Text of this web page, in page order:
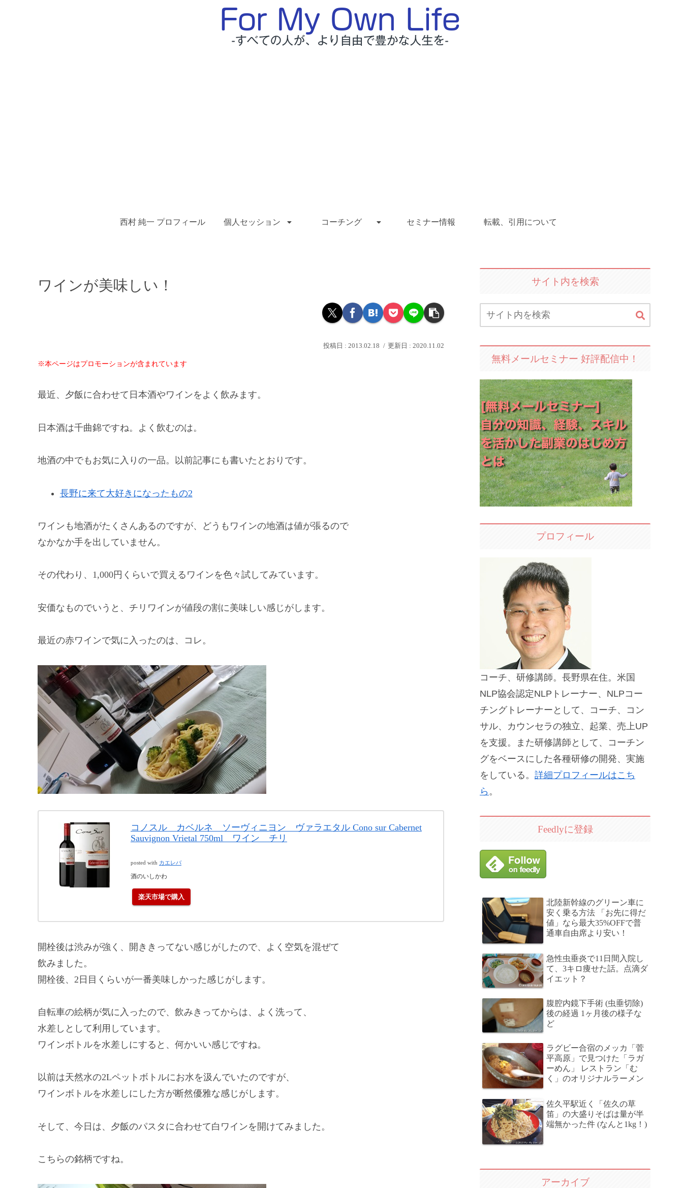
西村 純一 プロフィール 個人セッション コーチング セミナー情報 転載、引用について
ワインが美味しい！
2013.02.18 2020.11.02
※本ページはプロモーションが含まれています
最近、夕飯に合わせて日本酒やワインをよく飲みます。
日本酒は千曲錦ですね。よく飲むのは。
地酒の中でもお気に入りの一品。以前記事にも書いたとおりです。
長野に来て大好きになったもの2
ワインも地酒がたくさんあるのですが、どうもワインの地酒は値が張るので
なかなか手を出していません。
その代わり、1,000円くらいで買えるワインを色々試してみています。
安価なものでいうと、チリワインが値段の割に美味しい感じがします。
最近の赤ワインで気に入ったのは、コレ。
コノスル カベルネ ソーヴィニヨン ヴァラエタル Cono sur Cabernet
Sauvignon Vrietal 750ml ワイン チリ
posted with カエレバ
酒のいしかわ
楽天市場で購入
開栓後は渋みが強く、開ききってない感じがしたので、よく空気を混ぜて
飲みました。
開栓後、2日目くらいが一番美味しかった感じがします。
自転車の絵柄が気に入ったので、飲みきってからは、よく洗って、
水差しとして利用しています。
ワインボトルを水差しにすると、何かいい感じですね。
以前は天然水の2Lペットボトルにお水を汲んでいたのですが、
ワインボトルを水差しにした方が断然優雅な感じがします。
そして、今日は、夕飯のパスタに合わせて白ワインを開けてみました。
こちらの銘柄ですね。
サイト内を検索
無料メールセミナー 好評配信中！
プロフィール
コーチ、研修講師。長野県在住。米国
NLP協会認定NLPトレーナー、NLPコー
チングトレーナーとして、コーチ、コン
サル、カウンセラの独立、起業、売上UP
を支援。また研修講師として、コーチン
グをベースにした各種研修の開発、実施
をしている。 詳細プロフィールはこち
ら 。
Feedlyに登録
北陸新幹線のグリーン車に
安く乗る方法 「お先に得だ
値」なら最大35%OFFで普
通車自由席より安い！
急性虫垂炎で11日間入院し
て、3キロ痩せた話。点滴ダ
イエット？
腹腔内鏡下手術 (虫垂切除)
後の経過 1ヶ月後の様子な
ど
ラグビー合宿のメッカ「菅
平高原」で見つけた「ラガ
ーめん」 レストラン「む
く」のオリジナルラーメン
佐久平駅近く「佐久の草
笛」の大盛りそばは量が半
端無かった件 (なんと1kg！)
アーカイブ